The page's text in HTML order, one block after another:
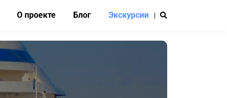
О проекте Блог Экскурсии |